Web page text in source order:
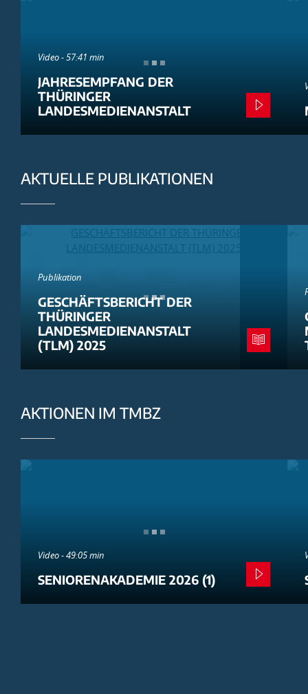
Video - 57:41 min
JAHRESEMPFANG DER
THÜRINGER
LANDESMEDIENANSTALT
AKTUELLE PUBLIKATIONEN
Publikation
GESCHÄFTSBERICHT DER
THÜRINGER
LANDESMEDIENANSTALT
(TLM) 2025
AKTIONEN IM TMBZ
Video - 49:05 min
SENIORENAKADEMIE 2026 (1)